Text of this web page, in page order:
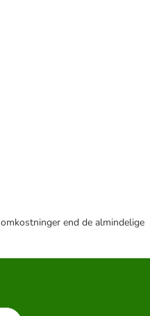
end de almindelige